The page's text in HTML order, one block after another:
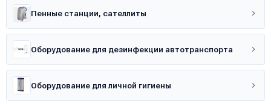
Пенные станции, сателлиты
Оборудование для дезинфекции автотранспорта
Оборудование для личной гигиены